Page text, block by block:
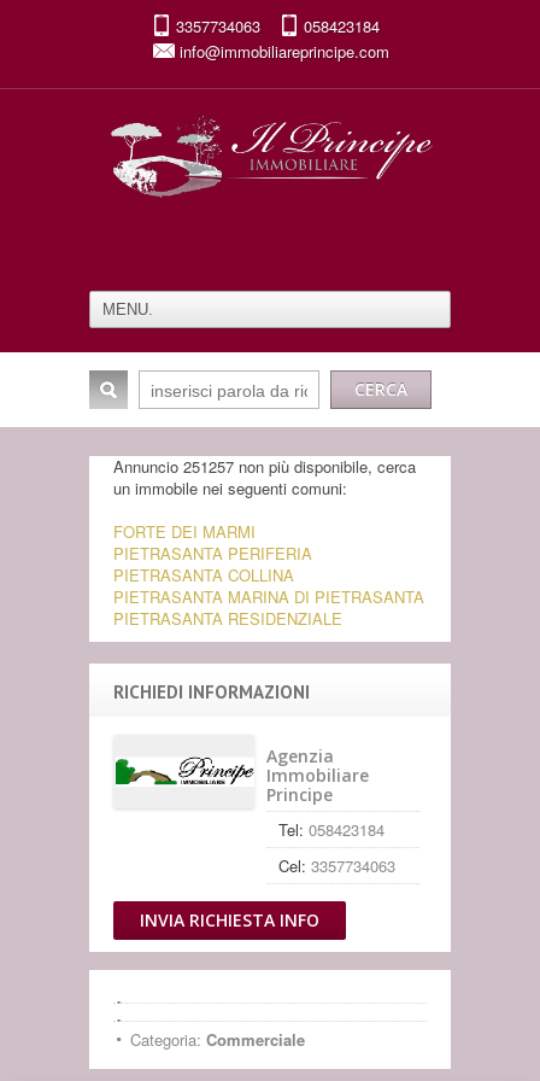
3357734063
058423184
info@immobiliareprincipe.com
Annuncio 251257 non più disponibile, cerca
un immobile nei seguenti comuni:
FORTE DEI MARMI
PIETRASANTA PERIFERIA
PIETRASANTA COLLINA
PIETRASANTA MARINA DI PIETRASANTA
PIETRASANTA RESIDENZIALE
RICHIEDI INFORMAZIONI
Agenzia
Immobiliare
Principe
Tel: 058423184
Cel: 3357734063
INVIA RICHIESTA INFO
Categoria: Commerciale